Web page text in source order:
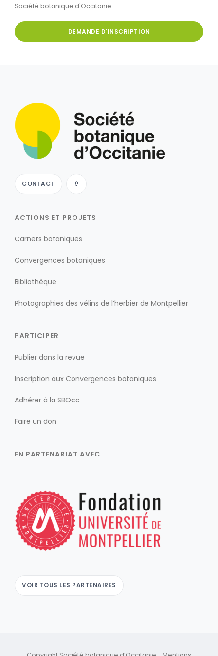
Société botanique d'Occitanie
DEMANDE D'INSCRIPTION
CONTACT
ACTIONS ET PROJETS
Carnets botaniques
Convergences botaniques
Bibliothèque
Photographies des vélins de l’herbier de Montpellier
PARTICIPER
Publier dans la revue
Inscription aux Convergences botaniques
Adhérer à la SBOcc
Faire un don
EN PARTENARIAT AVEC
VOIR TOUS LES PARTENAIRES